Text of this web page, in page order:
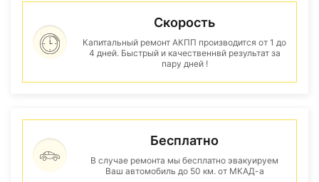
Скорость
Капитальный ремонт АКПП производится от 1 до
4 дней. Быстрый и качественнвй результат за
пару дней !
Бесплатно
В случае ремонта мы бесплатно эвакуируем
Ваш автомобиль до 50 км. от МКАД-а